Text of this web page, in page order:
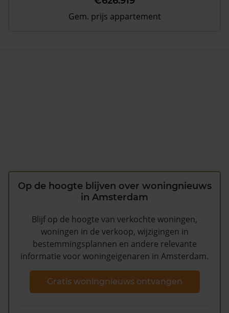
Gem. prijs appartement
Op de hoogte blijven over woningnieuws
in Amsterdam
Blijf op de hoogte van verkochte woningen,
woningen in de verkoop, wijzigingen in
bestemmingsplannen en andere relevante
informatie voor woningeigenaren in Amsterdam.
Gratis woningnieuws ontvangen